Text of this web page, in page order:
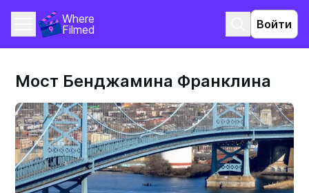
Where
Filmed
Войти
Мост Бенджамина Франклина